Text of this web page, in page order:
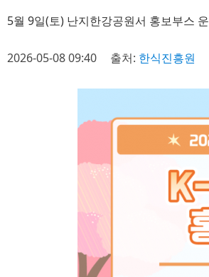
5월 9일(토) 난지한강공원서 홍보부스
2026-05-08 09:40 출처: 한식진흥원